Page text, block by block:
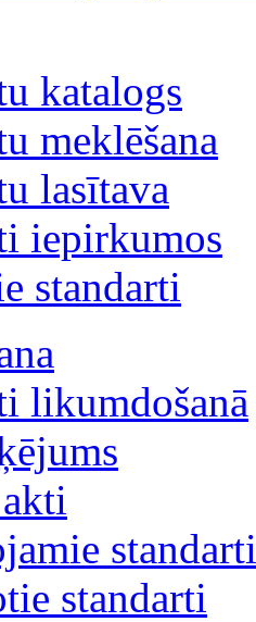
katalogs
meklēšana
lasītava
iepirkumos
standarti
likumdošanā
standarti
standarti